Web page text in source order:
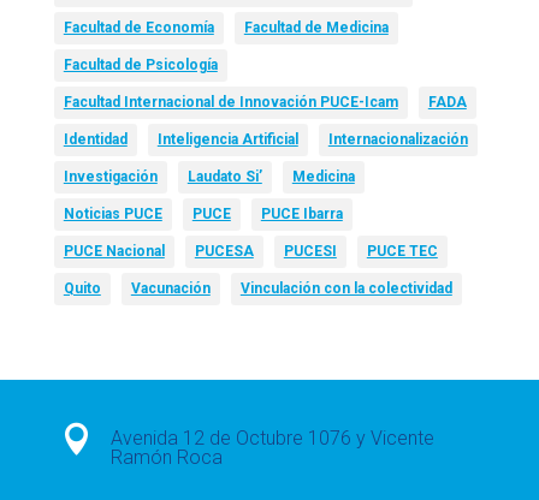
Facultad de Economía Facultad de Medicina
Facultad de Psicología
Facultad Internacional de Innovación PUCE-Icam FADA
Identidad Inteligencia Artificial Internacionalización
Investigación Laudato Si’ Medicina
Noticias PUCE PUCE PUCE Ibarra
PUCE Nacional PUCESA PUCESI PUCE TEC
Quito Vacunación Vinculación con la colectividad

Avenida 12 de Octubre 1076 y Vicente
Ramón Roca